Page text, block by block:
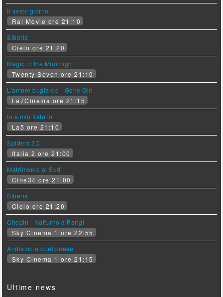
Il sesto giorno
Rai Movie ore 21:10
Siberia
Cielo ore 21:20
Magic in the Moonlight
Twenty Seven ore 21:10
L'amore bugiardo - Gone Girl
La7Cinema ore 21:15
Io e mio fratello
La5 ore 21:10
Spiders 3D
Italia 2 ore 21:00
Matrimonio al Sud
Cine34 ore 21:00
Siberia
Cielo ore 21:20
Chopin - Notturno a Parigi
Sky Cinema 1 ore 22:55
Andiamo a quel paese
Sky Cinema 1 ore 21:15
Ultime news